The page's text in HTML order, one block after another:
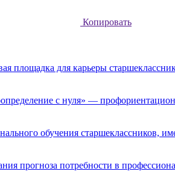
Копировать
площадка для карьеры
с нуля» —
обучения
прогноза потребности в